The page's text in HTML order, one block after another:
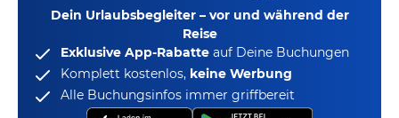
Dein Urlaubsbegleiter – vor und während der
Reise
Exklusive App-Rabatte auf Deine Buchungen
Komplett kostenlos, keine Werbung
Alle Buchungsinfos immer griffbereit